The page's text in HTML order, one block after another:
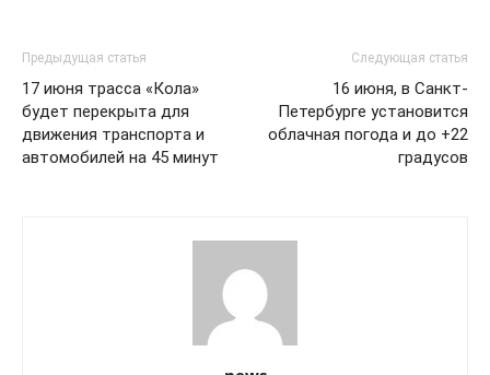
Предыдущая статья
17 июня трасса «Кола»
будет перекрыта для
движения транспорта и
автомобилей на 45 минут
Следующая статья
16 июня, в Санкт-
Петербурге установится
облачная погода и до +22
градусов